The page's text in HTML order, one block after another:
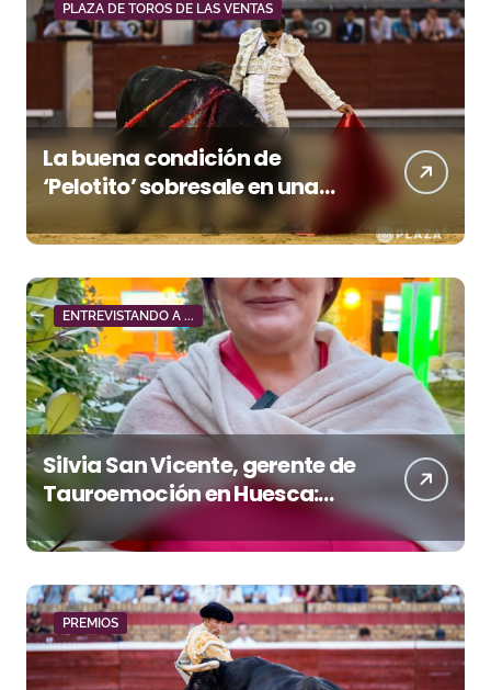
PLAZA DE TOROS DE LAS VENTAS
La buena condición de
‘Pelotito’ sobresale en una
noche gris en Las Ventas
ENTREVISTANDO A ...
Silvia San Vicente, gerente de
Tauroemoción en Huesca:
«Todas las figuras del toreo
quieren venir a esta feria»
PREMIOS